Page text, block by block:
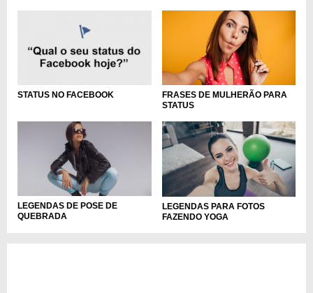
STATUS NO FACEBOOK
FRASES DE MULHERÃO PARA
STATUS
LEGENDAS DE POSE DE
QUEBRADA
LEGENDAS PARA FOTOS
FAZENDO YOGA